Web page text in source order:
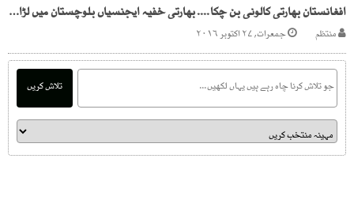
افغانستان بھارتی کالونی بن چکا.... بھارتی خفیہ ایجنسیاں بلوچستان میں لڑائی کے لیے جنگجو بھرتی کررہی ہیں
منتظم جمعرات, ۲۷ اکتوبر ۲۰۱۶
تلاش کریں